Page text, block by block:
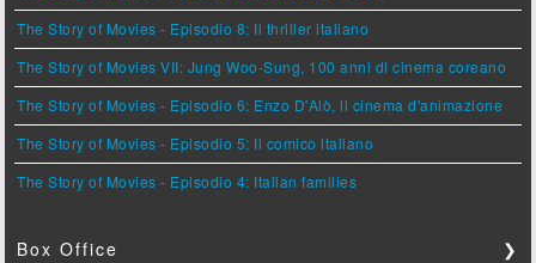
The Story of Movies - Episodio 8: Il thriller italiano
The Story of Movies VII: Jung Woo-Sung, 100 anni di cinema coreano
The Story of Movies - Episodio 6: Enzo D'Alò, il cinema d'animazione
The Story of Movies - Episodio 5: Il comico italiano
The Story of Movies - Episodio 4: Italian families
Box Office ❯